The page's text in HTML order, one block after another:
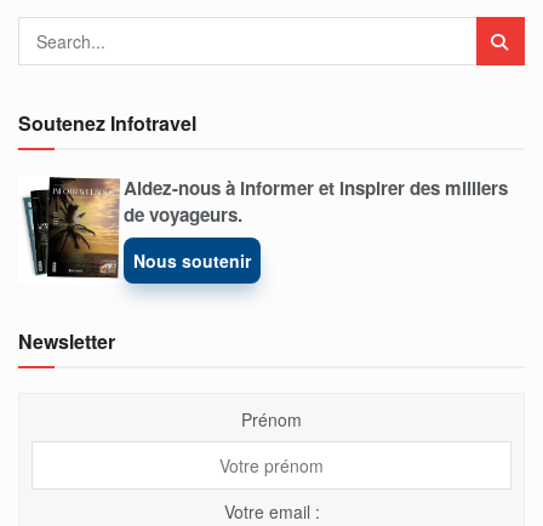
Soutenez Infotravel
Aidez-nous à informer et inspirer des milliers
de voyageurs.
Nous soutenir
Newsletter
Prénom
Votre email :